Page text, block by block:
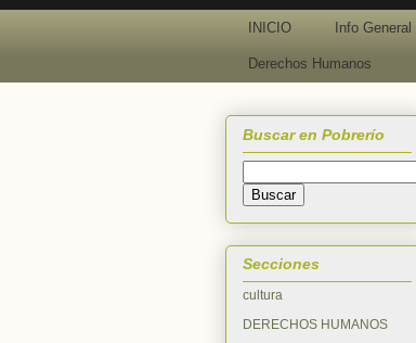
INICIO Info General
Derechos Humanos
Buscar en Pobrerío
Secciones
cultura
DERECHOS HUMANOS